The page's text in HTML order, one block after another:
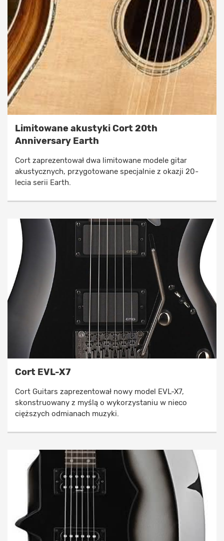
Limitowane akustyki Cort 20th
Anniversary Earth
Cort zaprezentował dwa limitowane modele gitar
akustycznych, przygotowane specjalnie z okazji 20-
lecia serii Earth.
Cort EVL-X7
Cort Guitars zaprezentował nowy model EVL-X7,
skonstruowany z myślą o wykorzystaniu w nieco
cięższych odmianach muzyki.